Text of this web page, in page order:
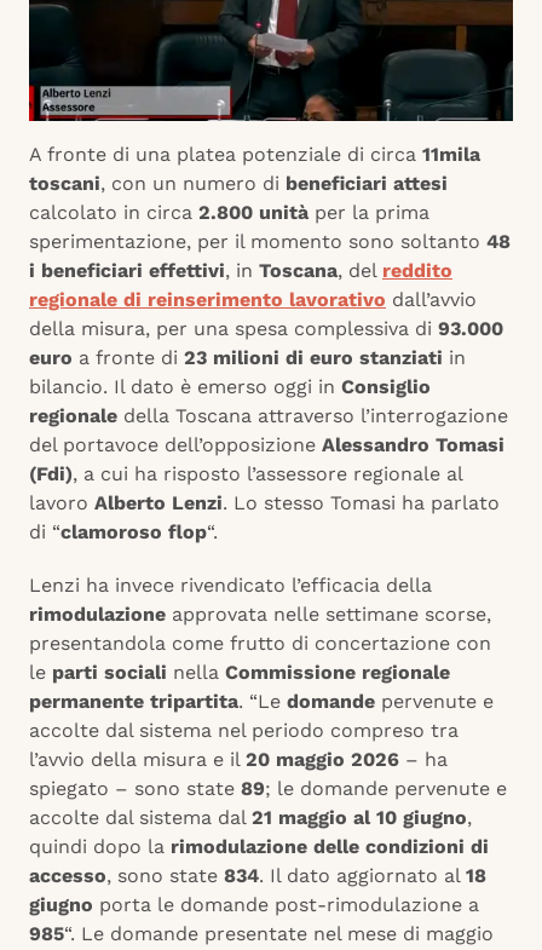
A fronte di una platea potenziale di circa 11mila
toscani, con un numero di beneficiari attesi
calcolato in circa 2.800 unità per la prima
sperimentazione, per il momento sono soltanto 48
i beneficiari effettivi, in Toscana, del reddito
regionale di reinserimento lavorativo dall’avvio
della misura, per una spesa complessiva di 93.000
euro a fronte di 23 milioni di euro stanziati in
bilancio. Il dato è emerso oggi in Consiglio
regionale della Toscana attraverso l’interrogazione
del portavoce dell’opposizione Alessandro Tomasi
(Fdi), a cui ha risposto l’assessore regionale al
lavoro Alberto Lenzi. Lo stesso Tomasi ha parlato
di “clamoroso flop“.
Lenzi ha invece rivendicato l’efficacia della
rimodulazione approvata nelle settimane scorse,
presentandola come frutto di concertazione con
le parti sociali nella Commissione regionale
permanente tripartita. “Le domande pervenute e
accolte dal sistema nel periodo compreso tra
l’avvio della misura e il 20 maggio 2026 – ha
spiegato – sono state 89; le domande pervenute e
accolte dal sistema dal 21 maggio al 10 giugno,
quindi dopo la rimodulazione delle condizioni di
accesso, sono state 834. Il dato aggiornato al 18
giugno porta le domande post-rimodulazione a
985“. Le domande presentate nel mese di maggio